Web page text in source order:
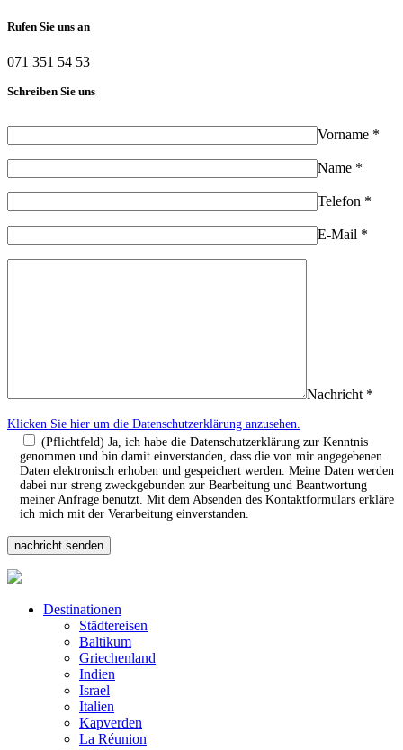
Rufen Sie uns an
071 351 54 53
Schreiben Sie uns
Vorname *
Name *
Telefon *
E-Mail *
Nachricht *
Klicken Sie hier um die Datenschutzerklärung anzusehen.
(Pflichtfeld) Ja, ich habe die Datenschutzerklärung zur Kenntnis
genommen und bin damit einverstanden, dass die von mir angegebenen
Daten elektronisch erhoben und gespeichert werden. Meine Daten werden
dabei nur streng zweckgebunden zur Bearbeitung und Beantwortung
meiner Anfrage benutzt. Mit dem Absenden des Kontaktformulars erkläre
ich mich mit der Verarbeitung einverstanden.
Destinationen
Städtereisen
Baltikum
Griechenland
Indien
Israel
Italien
Kapverden
La Réunion